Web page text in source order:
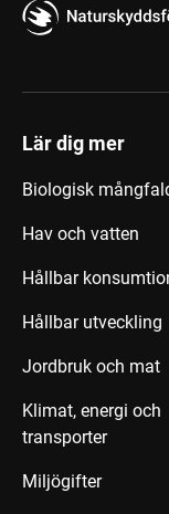
Lär dig mer
Biologisk
Hav och vatten
Hållbar
Hållbar utveckling
Jordbruk och mat
Klimat, energi och
transporter
Miljögifter